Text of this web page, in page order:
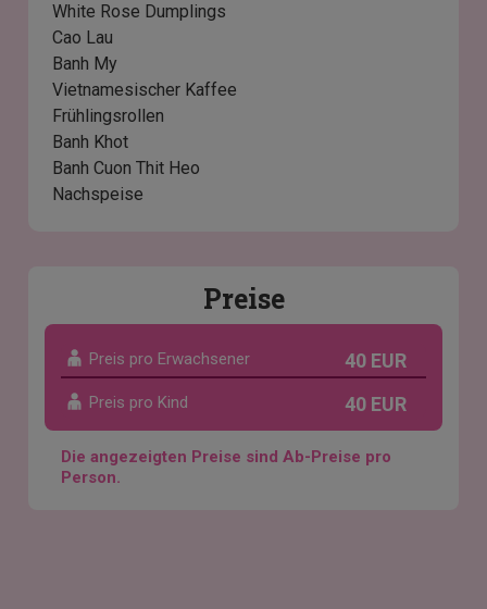
White Rose Dumplings
Cao Lau
Banh My
Vietnamesischer Kaffee
Frühlingsrollen
Banh Khot
Banh Cuon Thit Heo
Nachspeise
Preise
Preis pro Erwachsener 40 EUR
Preis pro Kind 40 EUR
Die angezeigten Preise sind Ab-Preise pro
Person.